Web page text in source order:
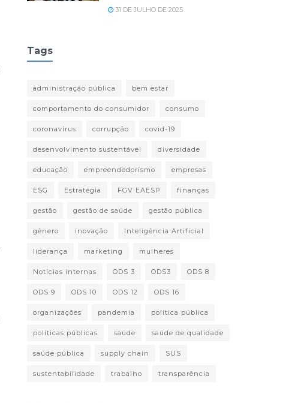
31 DE JULHO DE 2025
Tags
administração pública bem estar
comportamento do consumidor consumo
coronavírus corrupção covid-19
desenvolvimento sustentável diversidade
educação empreendedorismo empresas
ESG Estratégia FGV EAESP finanças
gestão gestão de saúde gestão pública
gênero inovação Inteligência Artificial
liderança marketing mulheres
Notícias internas ODS 3 ODS3 ODS 8
ODS 9 ODS 10 ODS 12 ODS 16
organizações pandemia política pública
políticas públicas saúde saúde de qualidade
saúde pública supply chain SUS
sustentabilidade trabalho transparência